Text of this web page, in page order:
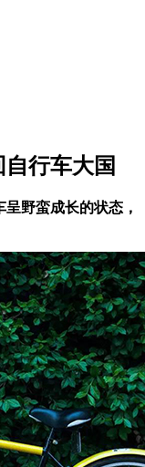
行车大国
野蛮成长的状态，